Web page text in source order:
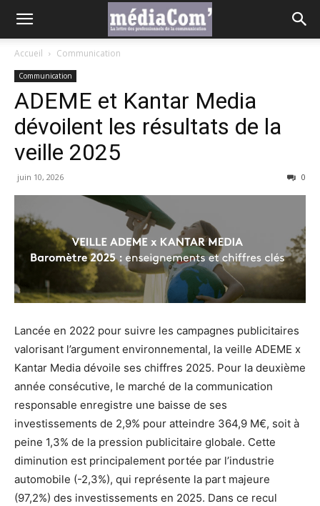
Accueil Communication
Communication
ADEME et Kantar Media
dévoilent les résultats de la
veille 2025
juin 10, 2026 0
Lancée en 2022 pour suivre les campagnes publicitaires
valorisant l’argument environnemental, la veille ADEME x
Kantar Media dévoile ses chiffres 2025. Pour la deuxième
année consécutive, le marché de la communication
responsable enregistre une baisse de ses
investissements de 2,9% pour atteindre 364,9 M€, soit à
peine 1,3% de la pression publicitaire globale. Cette
diminution est principalement portée par l’industrie
automobile (-2,3%), qui représente la part majeure
(97,2%) des investissements en 2025. Dans ce recul